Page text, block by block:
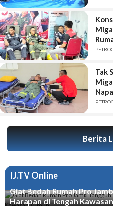
Tak
Berita
IJ.TV Online
Giat Bedah Rumah Pro
Harapan di Tengah